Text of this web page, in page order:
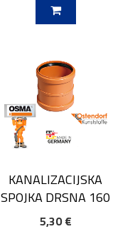
KANALIZACIJSKA
SPOJKA DRSNA 160
5,30 €